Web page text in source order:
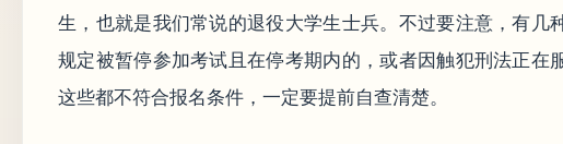
生，也就是我们常说的退役大学生士兵。不过要注意，有几
规定被暂停参加考试且在停考期内的，或者因触犯刑法正在
这些都不符合报名条件，一定要提前自查清楚。